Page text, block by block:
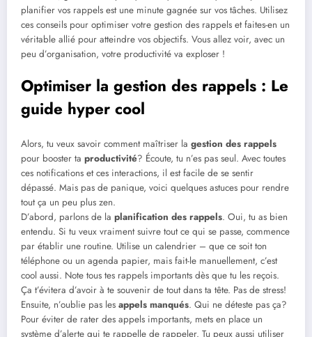
planifier vos rappels est une minute gagnée sur vos tâches. Utilisez
ces conseils pour optimiser votre gestion des rappels et faites-en un
véritable allié pour atteindre vos objectifs. Vous allez voir, avec un
peu d’organisation, votre productivité va exploser !
Optimiser la gestion des rappels : Le
guide hyper cool
Alors, tu veux savoir comment maîtriser la gestion des rappels
pour booster ta productivité? Écoute, tu n’es pas seul. Avec toutes
ces notifications et ces interactions, il est facile de se sentir
dépassé. Mais pas de panique, voici quelques astuces pour rendre
tout ça un peu plus zen.
D’abord, parlons de la planification des rappels. Oui, tu as bien
entendu. Si tu veux vraiment suivre tout ce qui se passe, commence
par établir une routine. Utilise un calendrier – que ce soit ton
téléphone ou un agenda papier, mais fait-le manuellement, c’est
cool aussi. Note tous tes rappels importants dès que tu les reçois.
Ça t’évitera d’avoir à te souvenir de tout dans ta tête. Pas de stress!
Ensuite, n’oublie pas les appels manqués. Qui ne déteste pas ça?
Pour éviter de rater des appels importants, mets en place un
système d’alerte qui te rappelle de rappeler. Tu peux aussi utiliser